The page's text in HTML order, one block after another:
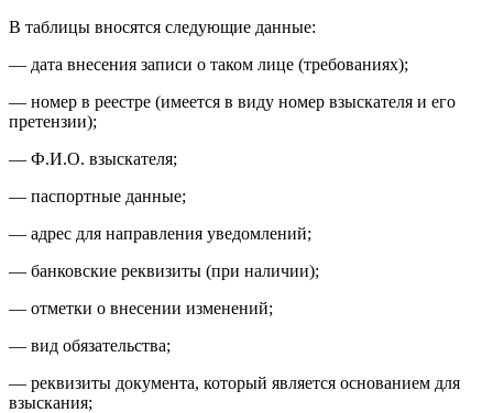
В таблицы вносятся следующие данные:
— дата внесения записи о таком лице (требованиях);
— номер в реестре (имеется в виду номер взыскателя и его
претензии);
— Ф.И.О. взыскателя;
— паспортные данные;
— адрес для направления уведомлений;
— банковские реквизиты (при наличии);
— отметки о внесении изменений;
— вид обязательства;
— реквизиты документа, который является основанием для
взыскания;